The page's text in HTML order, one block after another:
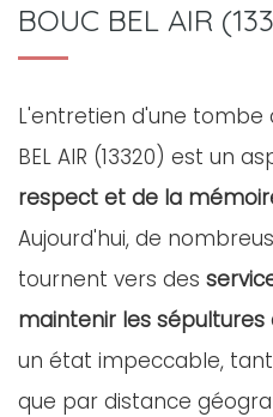
BOUC BEL AIR
L'entretien d'une tombe
BEL AIR (13320) est un
respect et de la
Aujourd'hui, de
tournent vers des
maintenir les
un état impeccable,
que par distance